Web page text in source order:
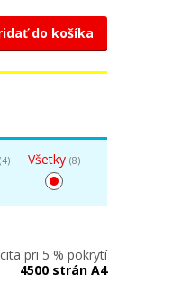
do košíka
(4) Všetky (8)
pri 5 % pokrytí
4500 strán A4